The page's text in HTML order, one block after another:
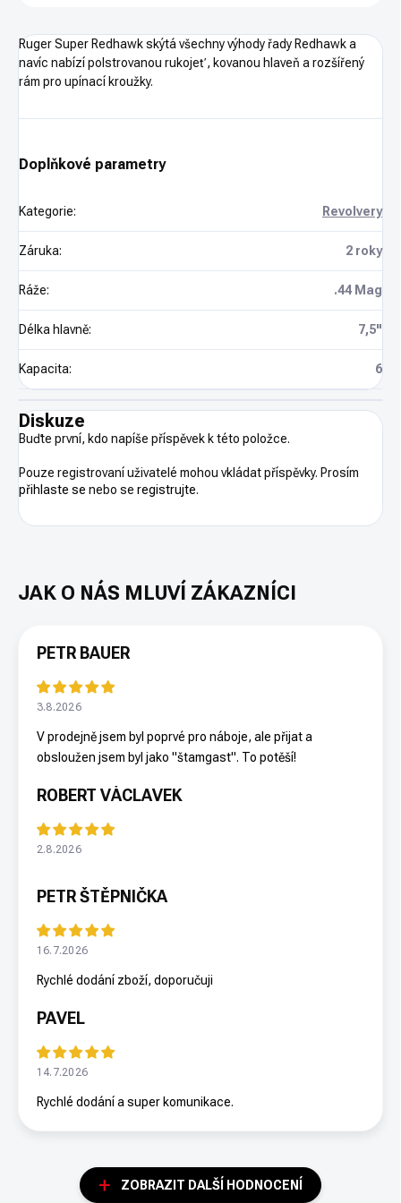
Ruger Super Redhawk skýtá všechny výhody řady Redhawk a
navíc nabízí polstrovanou rukojeť, kovanou hlaveň a rozšířený
rám pro upínací kroužky.
Doplňkové parametry
Kategorie: Revolvery
Záruka: 2 roky
Ráže: .44 Mag
Délka hlavně: 7,5"
Kapacita: 6
Diskuze
Buďte první, kdo napíše příspěvek k této položce.
Pouze registrovaní uživatelé mohou vkládat příspěvky. Prosím
přihlaste se nebo se registrujte.
PETR BAUER
3.8.2026
V prodejně jsem byl poprvé pro náboje, ale přijat a
obsloužen jsem byl jako "štamgast". To potěší!
ROBERT VÁCLAVEK
2.8.2026
PETR ŠTĚPNIČKA
16.7.2026
Rychlé dodání zboží, doporučuji
PAVEL
14.7.2026
Rychlé dodání a super komunikace.
ZOBRAZIT DALŠÍ HODNOCENÍ